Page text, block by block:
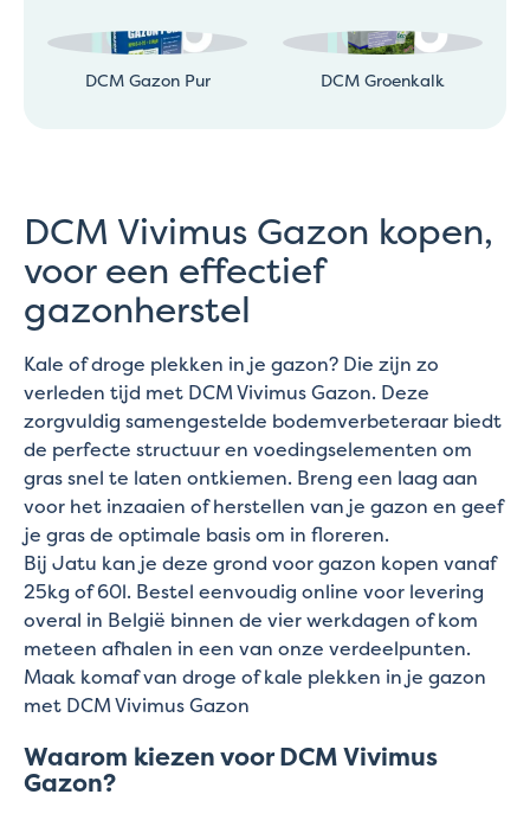
DCM Gazon Pur DCM Groenkalk
DCM Vivimus Gazon kopen,
voor een effectief
gazonherstel
Kale of droge plekken in je gazon? Die zijn zo
verleden tijd met DCM Vivimus Gazon. Deze
zorgvuldig samengestelde bodemverbeteraar biedt
de perfecte structuur en voedingselementen om
gras snel te laten ontkiemen. Breng een laag aan
voor het inzaaien of herstellen van je gazon en geef
je gras de optimale basis om in floreren.
Bij Jatu kan je deze grond voor gazon kopen vanaf
25kg of 60l. Bestel eenvoudig online voor levering
overal in België binnen de vier werkdagen of kom
meteen afhalen in een van onze verdeelpunten.
Maak komaf van droge of kale plekken in je gazon
met DCM Vivimus Gazon
Waarom kiezen voor DCM Vivimus
Gazon?